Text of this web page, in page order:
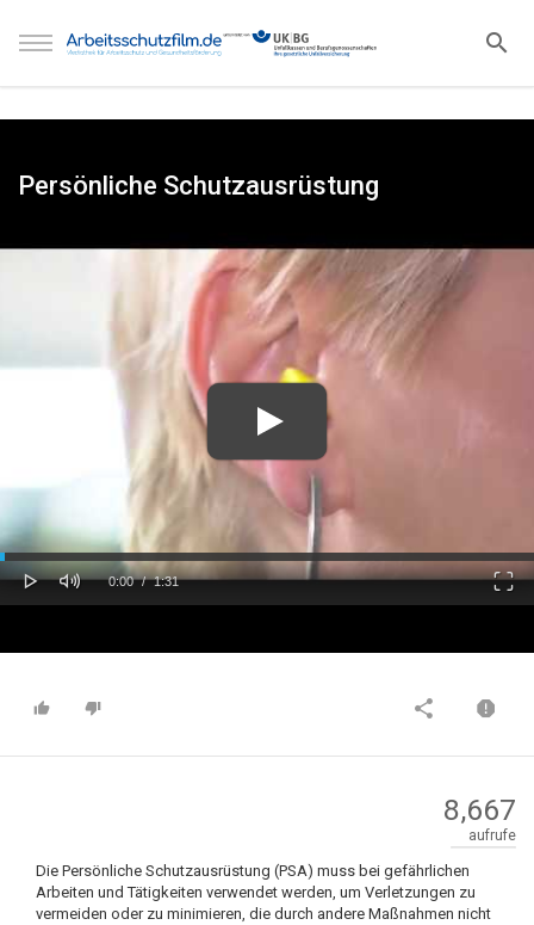
Persönliche Schutzausrüstung
Play Mute
Current
0:00 / Duration
1:31
8,667
aufrufe
Die Persönliche Schutzausrüstung (PSA) muss bei gefährlichen
Arbeiten und Tätigkeiten verwendet werden, um Verletzungen zu
vermeiden oder zu minimieren, die durch andere Maßnahmen nicht